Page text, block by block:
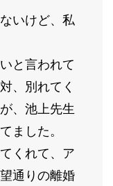
いけど、私
と言われて
、別れてく
、池上先生
ました。
くれて、ア
通りの離婚